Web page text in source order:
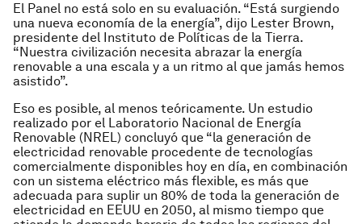
El Panel no está solo en su evaluación. “Está surgiendo
una nueva economía de la energía”, dijo Lester Brown,
presidente del Instituto de Políticas de la Tierra.
“Nuestra civilización necesita abrazar la energía
renovable a una escala y a un ritmo al que jamás hemos
asistido”.
Eso es posible, al menos teóricamente. Un estudio
realizado por el Laboratorio Nacional de Energía
Renovable (NREL) concluyó que “la generación de
electricidad renovable procedente de tecnologías
comercialmente disponibles hoy en día, en combinación
con un sistema eléctrico más flexible, es más que
adecuada para suplir un 80% de toda la generación de
electricidad en EEUU en 2050, al mismo tiempo que